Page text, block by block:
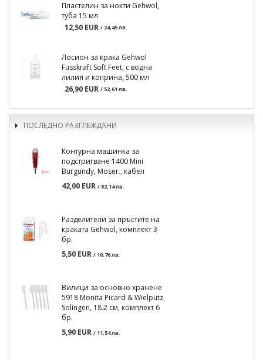
Пластелин за нокти Gehwol,
туба 15 мл
12,50 EUR / 24,45 лв.
Лосион за крака Gehwol
Fusskraft Soft Feet, с водна
лилия и коприна, 500 мл
26,90 EUR / 52,61 лв.
ПОСЛЕДНО РАЗГЛЕЖДАНИ
Контурна машинка за
подстригване 1400 Mini
Burgundy, Moser., кабел
42,00 EUR / 82,14 лв.
Разделители за пръстите на
краката Gehwol, комплект 3
бр.
5,50 EUR / 10,76 лв.
Вилици за основно хранене
5918 Monita Picard & Wielpütz,
Solingen, 18.2 см, комплект 6
бр.
5,90 EUR / 11,54 лв.